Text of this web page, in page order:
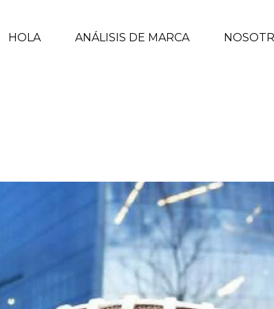
HOLA ANÁLISIS DE MARCA